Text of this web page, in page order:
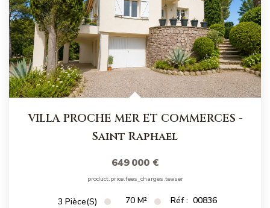
VILLA PROCHE MER ET COMMERCES -
Saint Raphael
649 000 €
product.price.fees_charges.teaser
3 Pièce(s) 70 M² Réf : 00836